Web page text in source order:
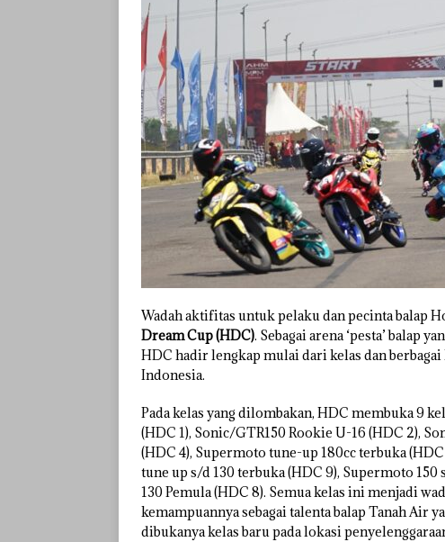
Wadah aktifitas untuk pelaku dan pecinta balap
Dream Cup (HDC). Sebagai arena ‘pesta’ balap
HDC hadir lengkap mulai dari kelas dan
Indonesia.
Pada kelas yang dilombakan, HDC membuka 9
(HDC 1), Sonic/GTR150 Rookie U-16 (HDC 2),
(HDC 4), Supermoto tune-up 180cc terbuka
tune up s/d 130 terbuka (HDC 9), Supermoto
130 Pemula (HDC 8). Semua kelas ini menjadi
kemampuannya sebagai talenta balap Tanah Air
dibukanya kelas baru pada lokasi